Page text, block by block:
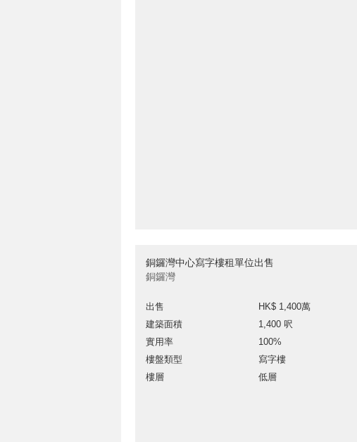
銅鑼灣中心寫字樓租單位出售
銅鑼灣
出售
HK$ 1,400萬
建築面積
1,400 呎
實用率
100%
樓盤類型
寫字樓
樓層
低層